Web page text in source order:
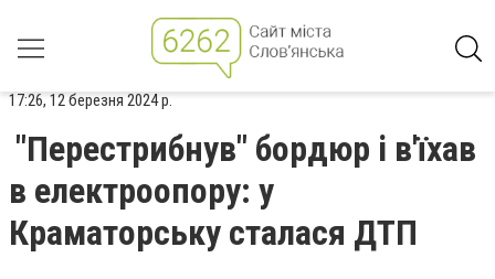
17:26, 12 березня 2024 р.
"Перестрибнув" бордюр і в'їхав
в електроопору: у
Краматорську сталася ДТП